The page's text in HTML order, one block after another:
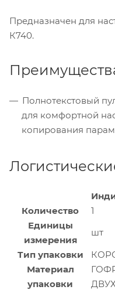
Предназначен для
К740.
Полнотекстовый
для комфортной
копирования
Количество
1
Единицы
измерения
шт
Тип упаковки
Материал
упаковки